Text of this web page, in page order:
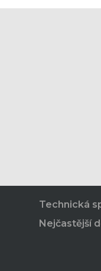
Technická
Nejčastější